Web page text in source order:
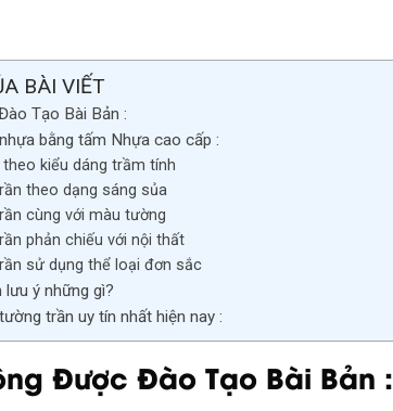
BÀI VIẾT
Tạo Bài Bản :
bằng tấm Nhựa cao cấp :
kiểu dáng trầm tính
theo dạng sáng sủa
cùng với màu tường
phản chiếu với nội thất
sử dụng thể loại đơn sắc
lưu ý những gì?
trần uy tín nhất hiện nay :
Được Đào Tạo Bài Bản :